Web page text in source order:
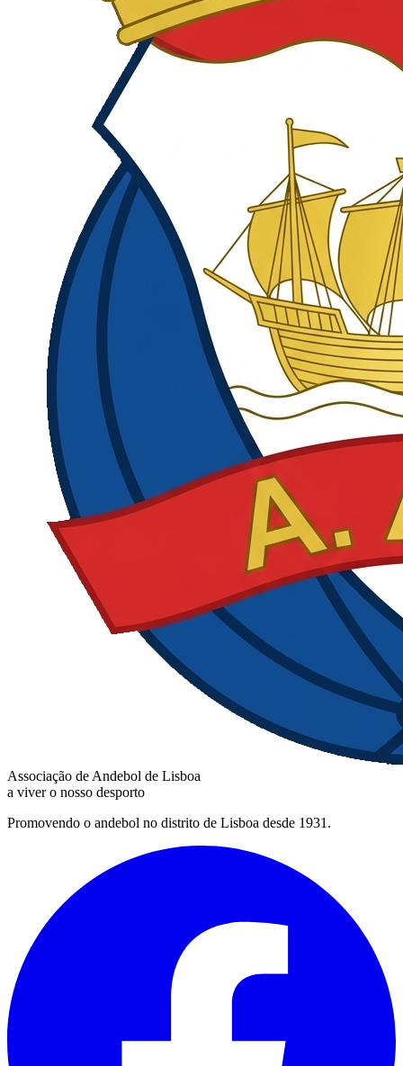
Associação de Andebol de Lisboa
a viver o nosso desporto
Promovendo o andebol no distrito de Lisboa desde 1931.